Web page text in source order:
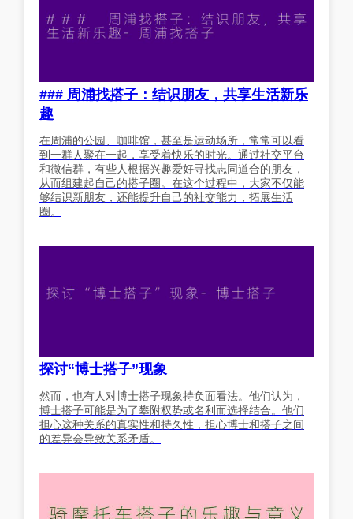
### 周浦找搭子：结识朋友，共享生活新乐
趣
在周浦的公园、咖啡馆，甚至是运动场所，常常可以看
到一群人聚在一起，享受着快乐的时光。通过社交平台
和微信群，有些人根据兴趣爱好寻找志同道合的朋友，
从而组建起自己的搭子圈。在这个过程中，大家不仅能
够结识新朋友，还能提升自己的社交能力，拓展生活
圈。
探讨“博士搭子”现象
然而，也有人对博士搭子现象持负面看法。他们认为，
博士搭子可能是为了攀附权势或名利而选择结合。他们
担心这种关系的真实性和持久性，担心博士和搭子之间
的差异会导致关系矛盾。